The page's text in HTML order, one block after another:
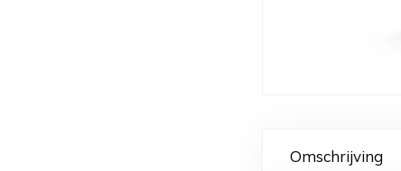
Omschrijving